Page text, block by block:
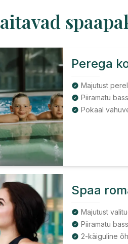
Perega
Majutust
Spaa
Majutust
Piiramatu